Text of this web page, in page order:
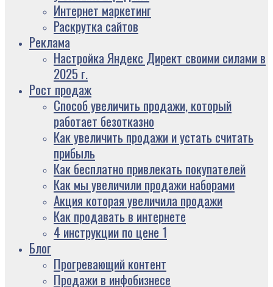
Интернет маркетинг
Раскрутка сайтов
Реклама
Настройка Яндекс Директ своими силами в
2025 г.
Рост продаж
Способ увеличить продажи, который
работает безотказно
Как увеличить продажи и устать считать
прибыль
Как бесплатно привлекать покупателей
Как мы увеличили продажи наборами
Акция которая увеличила продажи
Как продавать в интернете
4 инструкции по цене 1
Блог
Прогревающий контент
Продажи в инфобизнесе